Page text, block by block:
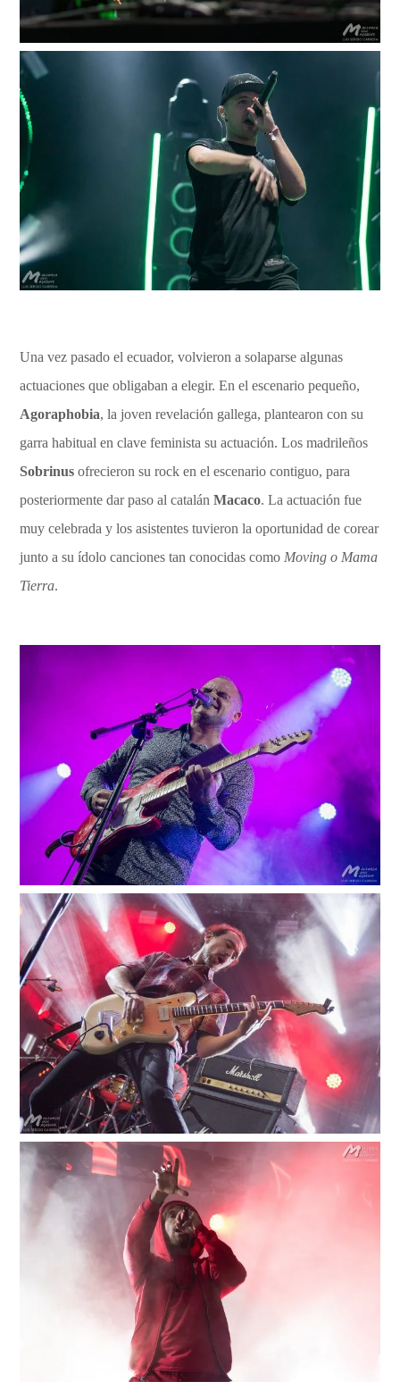
Una vez pasado el ecuador, volvieron a solaparse algunas
actuaciones que obligaban a elegir. En el escenario pequeño,
Agoraphobia, la joven revelación gallega, plantearon con su
garra habitual en clave feminista su actuación. Los madrileños
Sobrinus ofrecieron su rock en el escenario contiguo, para
posteriormente dar paso al catalánMacaco. La actuación fue
muy celebrada y los asistentes tuvieron la oportunidad de corear
junto a su ídolo canciones tan conocidas comoMoving o Mama
Tierra.